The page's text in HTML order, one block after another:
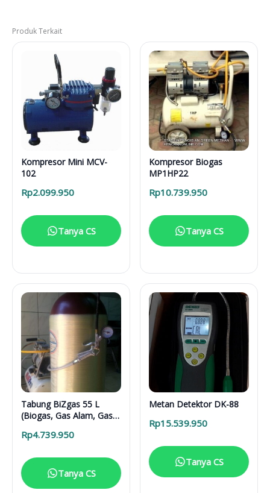
Produk Terkait
Kompresor Mini MCV-
102
Rp2.099.950
Tanya CS
Kompresor Biogas
MP1HP22
Rp10.739.950
Tanya CS
Tabung BiZgas 55 L
(Biogas, Gas Alam, Gas
Rp4.739.950
Tanya CS
Metan Detektor DK-88
Rp15.539.950
Tanya CS